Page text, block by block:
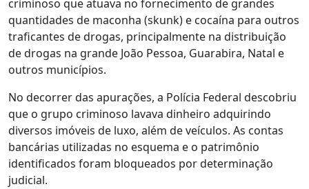
criminoso que atuava no fornecimento de grandes
quantidades de maconha (skunk) e cocaína para outros
traficantes de drogas, principalmente na distribuição
de drogas na grande João Pessoa, Guarabira, Natal e
outros municípios.
No decorrer das apurações, a Polícia Federal descobriu
que o grupo criminoso lavava dinheiro adquirindo
diversos imóveis de luxo, além de veículos. As contas
bancárias utilizadas no esquema e o patrimônio
identificados foram bloqueados por determinação
judicial.